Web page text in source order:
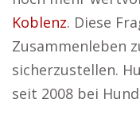
Koblenz. Diese
Zusammenleben
sicherzustellen.
seit 2008 bei